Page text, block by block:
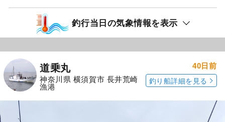
釣行当日の気象情報を表示
道乗丸
神奈川県 横須賀市 長井荒崎
漁港
40日前
釣り船詳細を見る